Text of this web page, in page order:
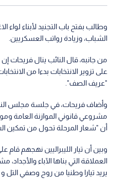
وطالب بفتح باب التجنيد لأبناء لواء
الشباب، وزيادة رواتب العسكريين.
من جانبه، قال النائب ينال فريحات
على تزوير الانتخابات بدءا من
"عريف الصف".
وأضاف فريحات، في جلسة مجلس
أن "شعار المرحلة تحول من تمكين
وبين أن تيار الليبراليين نهجهم
العملاقة التي بناها الآباء
يريد تيارا وطنيا من روح وصفي التل